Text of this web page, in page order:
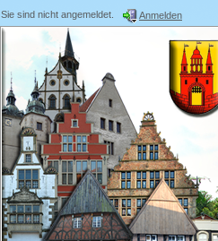
Sie sind nicht angemeldet. Anmelden